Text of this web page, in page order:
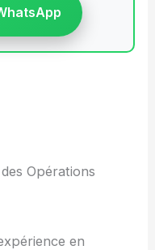
Opérations
en